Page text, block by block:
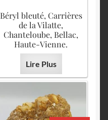
Béryl bleuté, Carrières
de la Vilatte,
Chanteloube, Bellac,
Haute-Vienne.
Lire Plus